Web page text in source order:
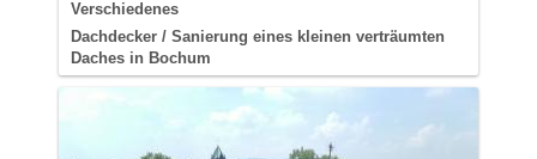
Verschiedenes
Dachdecker / Sanierung eines kleinen verträumten
Daches in Bochum